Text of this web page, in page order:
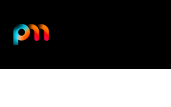
content